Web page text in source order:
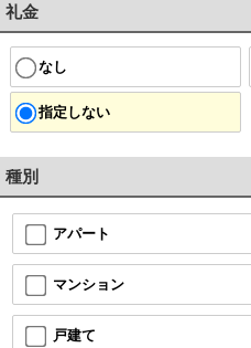
礼金
なし
指定しない
種別
アパート
マンション
戸建て